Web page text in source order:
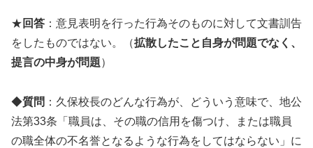
★ 回答 ：意見表明を行った行為そのものに対して文書訓告
をしたものではない。（拡散したこと自身が問題でなく、
提言の中身が問題）
◆質問 ：久保校長のどんな行為が、どういう意味で、地公
法第33条「職員は、その職の信用を傷つけ、または職員
の職全体の不名誉となるような行為をしてはならない」に